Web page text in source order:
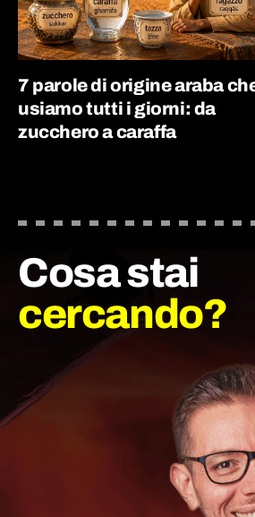
7 parole di origine araba
usiamo tutti i giorni: da
zucchero a caraffa
Cosa stai
cercando?